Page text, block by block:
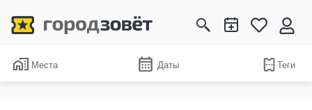
Места Даты Теги